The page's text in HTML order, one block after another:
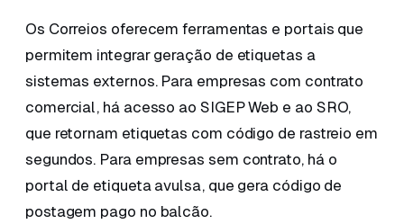
Os Correios oferecem ferramentas e portais que
permitem integrar geração de etiquetas a
sistemas externos. Para empresas com contrato
comercial, há acesso ao SIGEP Web e ao SRO,
que retornam etiquetas com código de rastreio em
segundos. Para empresas sem contrato, há o
portal de etiqueta avulsa, que gera código de
postagem pago no balcão.